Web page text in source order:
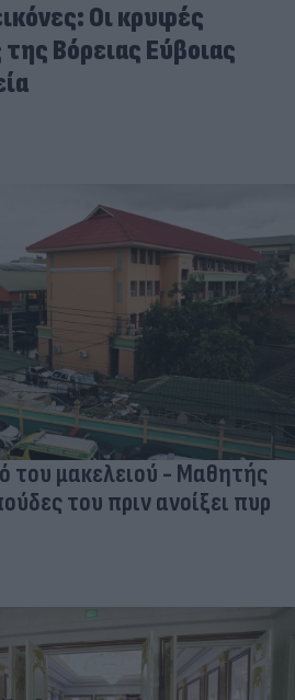
Οι κρυφές
Βόρειας Εύβοιας
του μακελειού - Μαθητής
του πριν ανοίξει πυρ